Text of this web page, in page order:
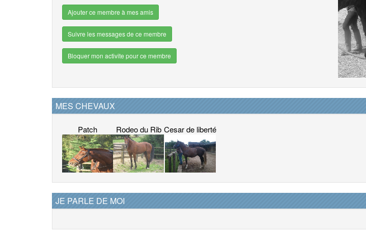
Ajouter ce membre à mes amis
Suivre les messages de ce membre
Bloquer mon activite pour ce membre
MES CHEVAUX
Patch Rodeo du Rib Cesar de liberté
JE PARLE DE MOI